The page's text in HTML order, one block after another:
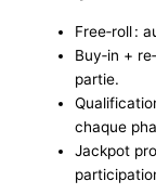
Free‑roll :
Buy‑in +
partie.
chaque
Jackpot